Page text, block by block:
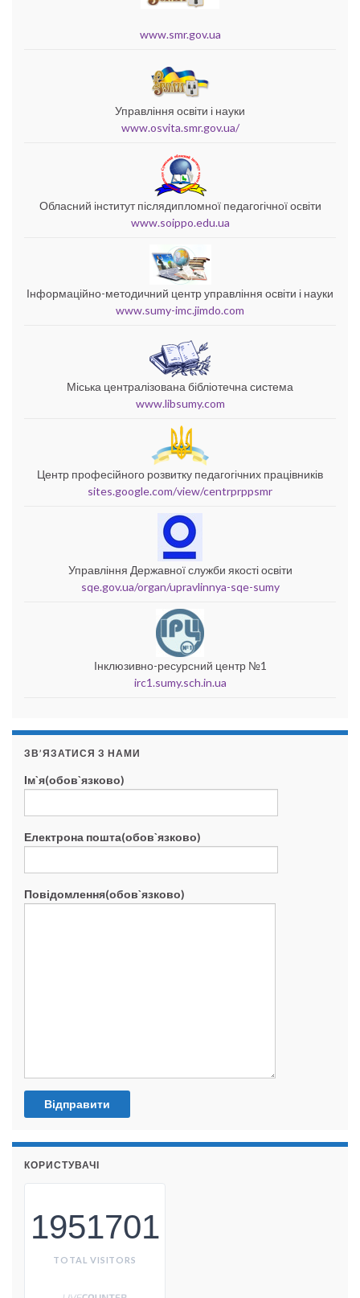
www.smr.gov.ua
Управління освіти і науки
www.osvita.smr.gov.ua/
Обласний інститут післядипломної педагогічної освіти
www.soippo.edu.ua
Інформаційно-методичний центр управління освіти і науки
www.sumy-imc.jimdo.com
Міська централізована бібліотечна система
www.libsumy.com
Центр професійного розвитку педагогічних працівників
sites.google.com/view/centrprppsmr
Управління Державної служби якості освіти
sqe.gov.ua/organ/upravlinnya-sqe-sumy
Інклюзивно-ресурсний центр №1
irc1.sumy.sch.in.ua
ЗВ’ЯЗАТИСЯ З НАМИ
Ім`я(обов`язково)
Електрона пошта(обов`язково)
Повідомлення(обов`язково)
КОРИСТУВАЧІ
1951701
TOTAL VISITORS